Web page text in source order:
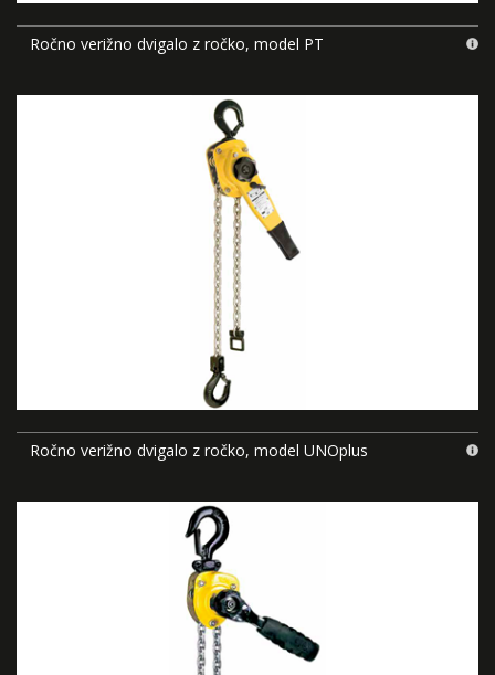
Ročno verižno dvigalo z ročko, model PT
Ročno verižno dvigalo z ročko, model UNOplus